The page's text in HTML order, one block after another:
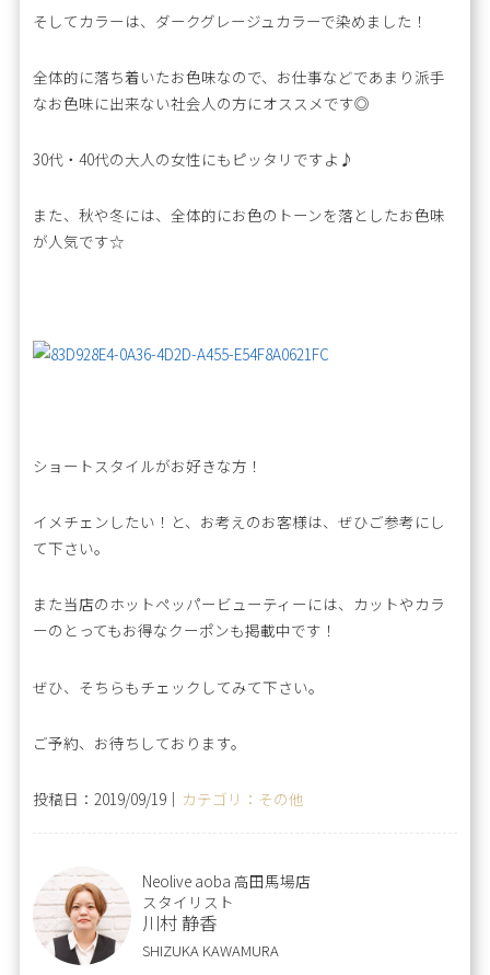
そしてカラーは、ダークグレージュカラーで染めました！
全体的に落ち着いたお色味なので、お仕事などであまり派手
なお色味に出来ない社会人の方にオススメです◎
30代・40代の大人の女性にもピッタリですよ♪
また、秋や冬には、全体的にお色のトーンを落としたお色味
が人気です☆
ショートスタイルがお好きな方！
イメチェンしたい！と、お考えのお客様は、ぜひご参考にし
て下さい。
また当店のホットペッパービューティーには、カットやカラ
ーのとってもお得なクーポンも掲載中です！
ぜひ、そちらもチェックしてみて下さい。
ご予約、お待ちしております。
投稿日：2019/09/19｜ カテゴリ：その他
Neolive aoba 高田馬場店
スタイリスト
川村 静香
SHIZUKA KAWAMURA